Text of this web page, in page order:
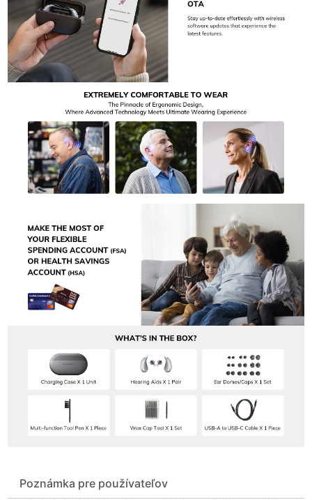
Poznámka pre používateľov